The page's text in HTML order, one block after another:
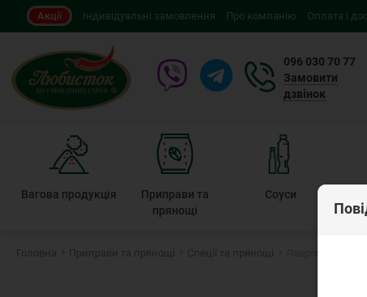
Акції Індивідуальні замовлення Про компанію Оплата і
096 030 70 77
Замовити
дзвінок
Вагова продукція
Приправи та
прянощі
Соуси